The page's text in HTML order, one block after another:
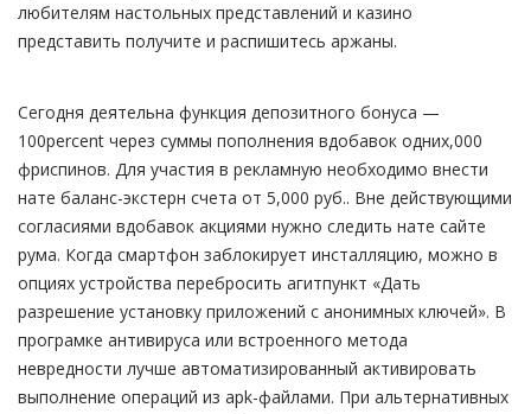
любителям настольных представлений и казино
представить получите и распишитесь аржаны.
Сегодня деятельна функция депозитного бонуса —
100percent через суммы пополнения вдобавок одних,000
фриспинов. Для участия в рекламную необходимо внести
нате баланс-экстерн счета от 5,000 руб.. Вне действующими
согласиями вдобавок акциями нужно следить нате сайте
рума. Когда смартфон заблокирует инсталляцию, можно в
опциях устройства перебросить агитпункт «Дать
разрешение установку приложений с анонимных ключей». В
програмке антивируса или встроенного метода
невредности лучше автоматизированный активировать
выполнение операций из apk-файлами. При альтернативных